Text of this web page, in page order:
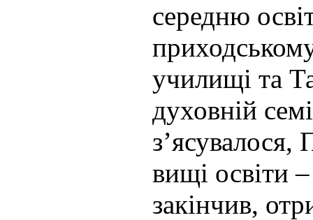
середню
училищі та
духовній
з’ясувалося,
вищі освіти
закінчив,